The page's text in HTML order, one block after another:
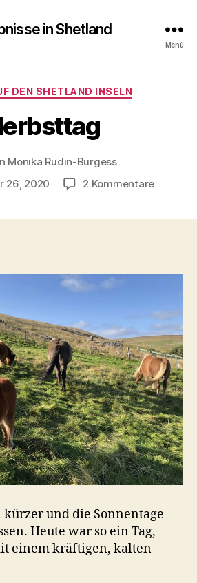
in Shetland
Menü
Kategorien
DEN SHETLAND INSELN
Monika Rudin-Burgess
26, 2020 2 Kommentarezu
kürzer und die Sonnentage
Heute war so ein Tag,
einem kräftigen, kalten